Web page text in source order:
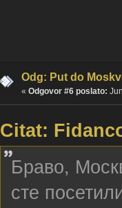
Odg: Put do
« Odgovor #6 poslato:
Citat:
Браво,
сте